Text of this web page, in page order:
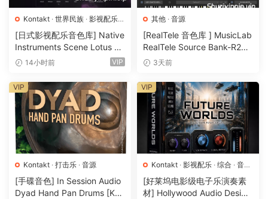
Kontakt · 世界民族 · 影视配乐·
音源
[日式影视配乐音色库] Native
Instruments Scene Lotus v1.
1.2 [KONTAKT]（1.3GB）
14小时前 VIP
其他 · 音源
[RealTele 音色库 ] MusicLab
RealTele Source Bank-R2R
[WiN]（3.13GB）
3天前
Kontakt · 打击乐 · 音源
[手碟音色] In Session Audio
Dyad Hand Pan Drums [KO
VIP
Kontakt · 影视配乐 · 综合 · 音效
特殊· 音源
[好莱坞电影级电子乐演奏素
材] Hollywood Audio Design
VIP